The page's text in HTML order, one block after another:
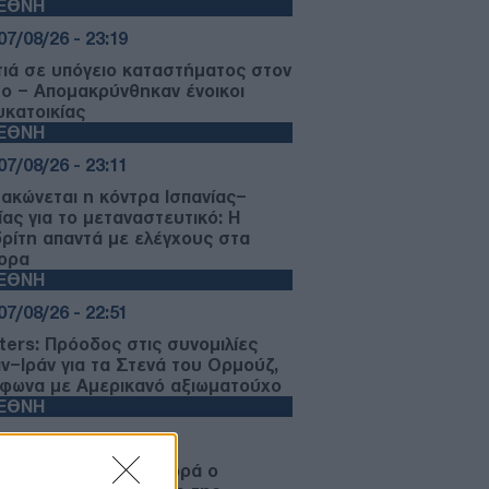
08/26 - 23:19
σε υπόγειο καταστήματος στον
– Απομακρύνθηκαν ένοικοι
08/26 - 23:11
η κόντρα Ισπανίας–
για το μεταναστευτικό: Η
απαντά με ελέγχους στα
08/26 - 22:51
Πρόοδος στις συνομιλίες
για τα Στενά του Ορμούζ,
με Αμερικανό αξιωματούχο
08/26 - 22:29
Σερβία για πρώτη φορά ο